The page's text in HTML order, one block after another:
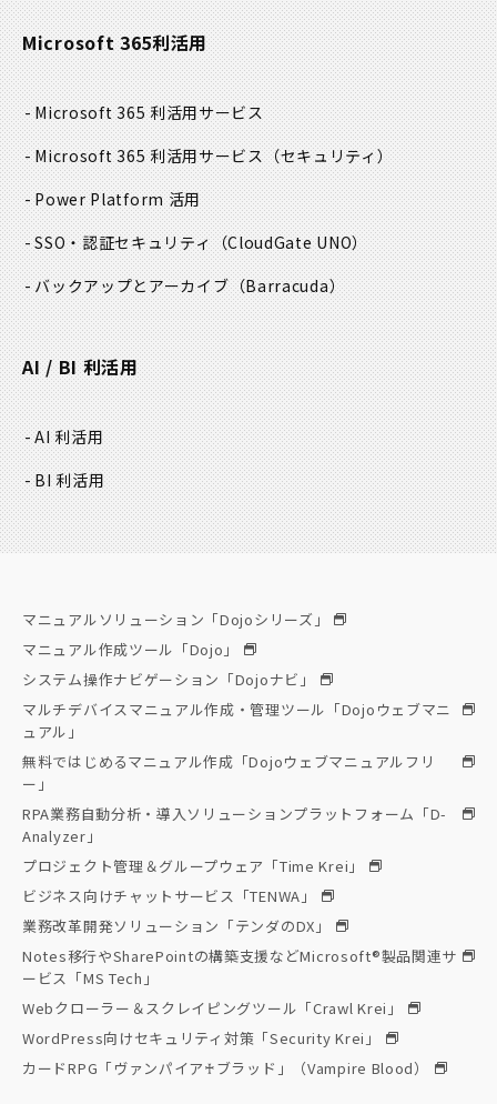
Microsoft 365利活用
Microsoft 365 利活用サービス
Microsoft 365 利活用サービス（セキュリティ）
Power Platform 活用
SSO・認証セキュリティ（CloudGate UNO）
バックアップとアーカイブ（Barracuda）
AI / BI 利活用
AI 利活用
BI 利活用
マニュアルソリューション「Dojoシリーズ」
マニュアル作成ツール「Dojo」
システム操作ナビゲーション「Dojoナビ」
マルチデバイスマニュアル作成・管理ツール「Dojoウェブマニ
ュアル」
無料ではじめるマニュアル作成「Dojoウェブマニュアルフリ
ー」
RPA業務自動分析・導入ソリューションプラットフォーム「D-
Analyzer」
プロジェクト管理＆グループウェア「Time Krei」
ビジネス向けチャットサービス「TENWA」
業務改革開発ソリューション「テンダのDX」
Notes移行やSharePointの構築支援などMicrosoft®製品関連サ
ービス「MS Tech」
Webクローラー＆スクレイピングツール「Crawl Krei」
WordPress向けセキュリティ対策「Security Krei」
カードRPG「ヴァンパイア♰ブラッド」（Vampire Blood）